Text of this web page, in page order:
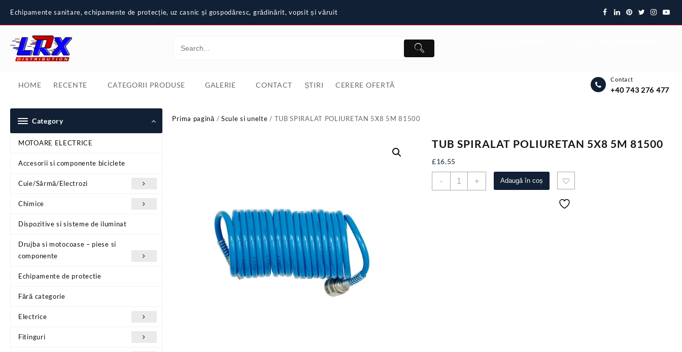
content
Echipamente sanitare, echipamente de protecție, uz casnic și gospodăresc, grădinărit, vopsit și văruit
HOME RECENTE CATEGORII PRODUSE GALERIE CONTACT ȘTIRI CERERE OFERTĂ
Contact
+40 743 276 477
Category
MOTOARE ELECTRICE
Accesorii si componente biciclete
Cuie/Sârmă/Electrozi
Chimice
Dispozitive si sisteme de iluminat
Drujba si motocoase – piese si
componente
Echipamente de protectie
Fără categorie
Electrice
Fitinguri
Prima pagină / Scule si unelte / TUB SPIRALAT POLIURETAN 5X8 5M 81500
TUB SPIRALAT POLIURETAN 5X8 5M 81500
£16.55
-
Cantitate+ Adaugă în coș